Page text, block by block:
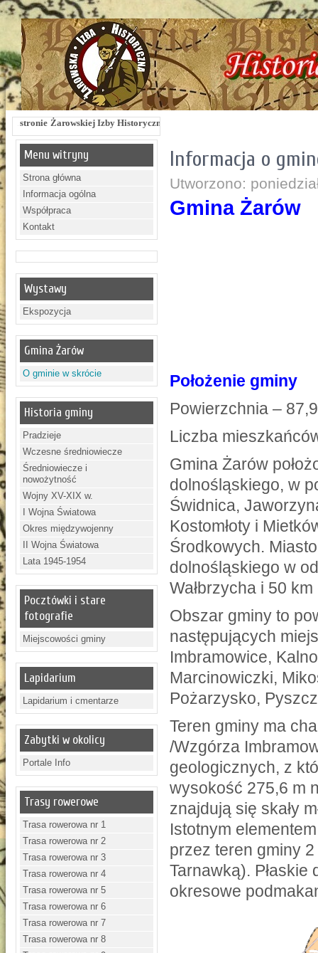
Izby Historycznej !!! Żarowska Izba Historyczna, ul. Dworcowa 3 !!! e-
Menu witryny
Strona główna
Informacja ogólna
Współpraca
Kontakt
Wystawy
Ekspozycja
Gmina Żarów
O gminie w skrócie
Historia gminy
Pradzieje
Wczesne średniowiecze
Średniowiecze i
nowożytność
Wojny XV-XIX w.
I Wojna Światowa
Okres międzywojenny
II Wojna Światowa
Lata 1945-1954
Pocztówki i stare
fotografie
Miejscowości gminy
Lapidarium
Lapidarium i cmentarze
Zabytki w okolicy
Portale Info
Trasy rowerowe
Trasa rowerowa nr 1
Trasa rowerowa nr 2
Trasa rowerowa nr 3
Trasa rowerowa nr 4
Trasa rowerowa nr 5
Trasa rowerowa nr 6
Trasa rowerowa nr 7
Trasa rowerowa nr 8
Informacja o
Utworzono:
Gmina Żarów
Położenie gminy
Powierzchnia –
Liczba
Gmina Żarów
dolnośląskiego, w
Świdnica,
Kostomłoty i
Środkowych.
dolnośląskiego w
Wałbrzycha i 50
Obszar gminy to
następujących
Imbramowice,
Marcinowiczki,
Pożarzysko,
Teren gminy ma
/Wzgórza
geologicznych, z
wysokość 275,6 m
znajdują się skały
Istotnym
przez teren gminy
Tarnawką).
okresowe